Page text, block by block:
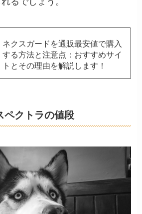
ネクスガードを通販最安値で購入
する方法と注意点：おすすめサイ
トとその理由を解説します！
ペクトラの値段